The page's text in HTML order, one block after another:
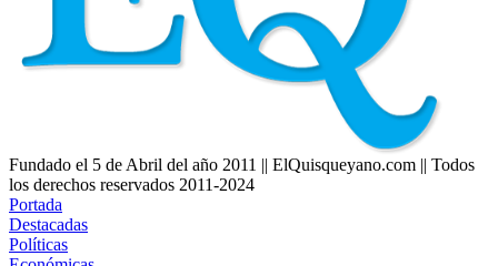
Fundado el 5 de Abril del año 2011 || ElQuisqueyano.com || Todos
los derechos reservados 2011-2024
Portada
Destacadas
Políticas